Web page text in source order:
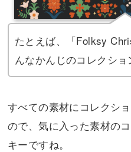
たとえば、「Folksy
んなかんじのコレクショ
すべての素材にコレクシ
ので、気に入った素材の
キーですね。